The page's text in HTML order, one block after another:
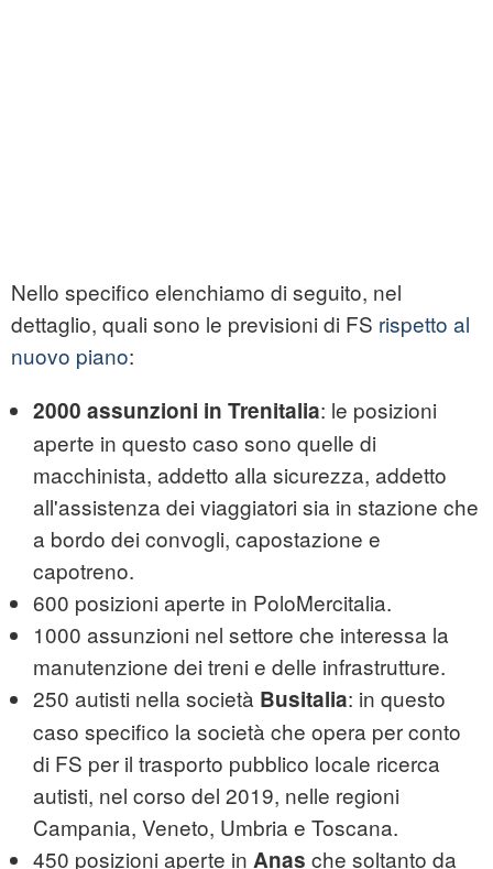
Nello specifico elenchiamo di seguito, nel
dettaglio, quali sono le previsioni di FS rispetto al
nuovo piano:
2000 assunzioni in Trenitalia: le posizioni
aperte in questo caso sono quelle di
macchinista, addetto alla sicurezza, addetto
all'assistenza dei viaggiatori sia in stazione che
a bordo dei convogli, capostazione e
capotreno.
600 posizioni aperte in PoloMercitalia.
1000 assunzioni nel settore che interessa la
manutenzione dei treni e delle infrastrutture.
250 autisti nella società Busitalia: in questo
caso specifico la società che opera per conto
di FS per il trasporto pubblico locale ricerca
autisti, nel corso del 2019, nelle regioni
Campania, Veneto, Umbria e Toscana.
450 posizioni aperte in Anas che soltanto da